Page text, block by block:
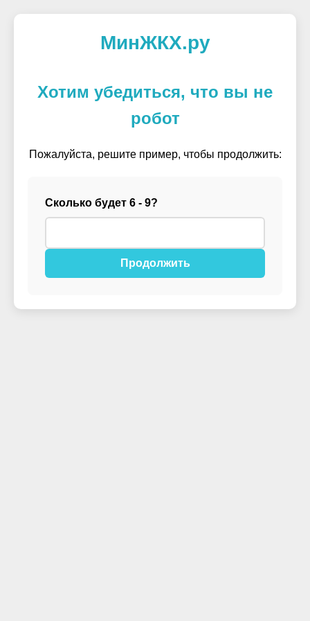
МинЖКХ.ру
Хотим убедиться, что вы не
робот
Пожалуйста, решите пример, чтобы продолжить:
Сколько будет 6 - 9?
Продолжить